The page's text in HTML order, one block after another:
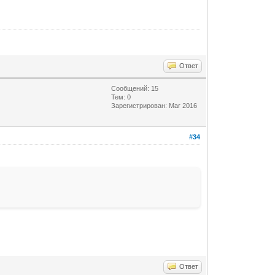
Ответ
Сообщений: 15
Тем: 0
Зарегистрирован: Mar 2016
#34
Ответ